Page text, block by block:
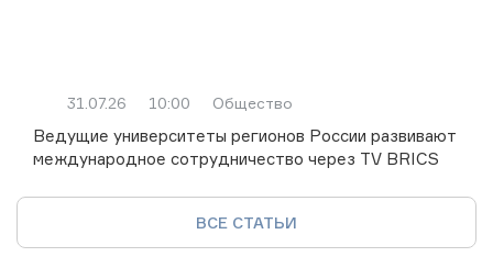
31.07.26 10:00 Общество
Ведущие университеты регионов России развивают
международное сотрудничество через TV BRICS
ВСЕ СТАТЬИ